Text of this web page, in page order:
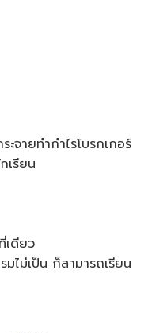
จายทำกำไรโบรกเกอร์​
เรียน
เดียว
มไม่เป็น ก็สามารถเรียน